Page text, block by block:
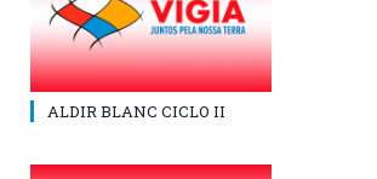
ALDIR BLANC CICLO II